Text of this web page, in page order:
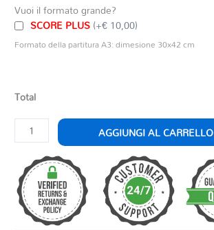
Vuoi il formato grande?
SCORE PLUS(+€ 10,00)
Formato della partitura A3: dimesione 30x42 cm
Total
CAVALLERIA
LEGGERA
quantità
AGGIUNGI AL CARRELLO